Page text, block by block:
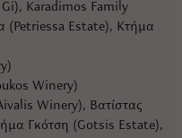
Karadimos Family
(Petriessa Estate), Κτήμα
Winery)
Winery), Βατίστας
Γκότση (Gotsis Estate),